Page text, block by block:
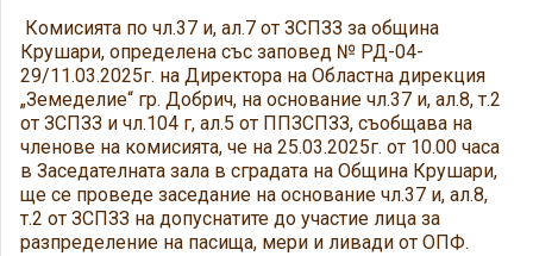
Комисията по чл.37 и, ал.7 от ЗСПЗЗ за община
Крушари, определена със заповед № РД-04-
29/11.03.2025г. на Директора на Областна дирекция
„Земеделие“ гр. Добрич, на основание чл.37 и, ал.8, т.2
от ЗСПЗЗ и чл.104 г, ал.5 от ППЗСПЗЗ, съобщава на
членове на комисията, че на 25.03.2025г. от 10.00 часа
в Заседателната зала в сградата на Община Крушари,
ще се проведе заседание на основание чл.37 и, ал.8,
т.2 от ЗСПЗЗ на допуснатите до участие лица за
разпределение на пасища, мери и ливади от ОПФ.